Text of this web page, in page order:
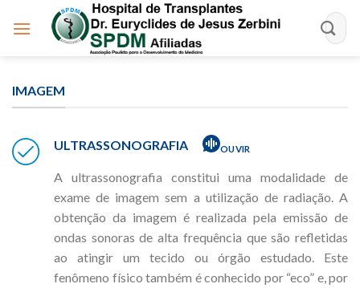
IMAGEM
ULTRASSONOGRAFIA OUVIR
A ultrassonografia constitui uma modalidade de
exame de imagem sem a utilização de radiação. A
obtenção da imagem é realizada pela emissão de
ondas sonoras de alta frequência que são refletidas
ao atingir um tecido ou órgão estudado. Este
fenômeno físico também é conhecido por “eco” e, por